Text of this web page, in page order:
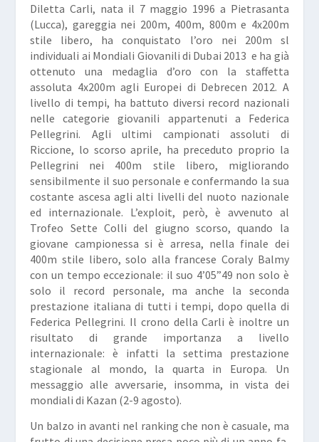
Diletta Carli, nata il 7 maggio 1996 a Pietrasanta
(Lucca), gareggia nei 200m, 400m, 800m e 4x200m
stile libero, ha conquistato l’oro nei 200m sl
individuali ai Mondiali Giovanili di Dubai 2013 e ha già
ottenuto una medaglia d’oro con la staffetta
assoluta 4x200m agli Europei di Debrecen 2012. A
livello di tempi, ha battuto diversi record nazionali
nelle categorie giovanili appartenuti a Federica
Pellegrini. Agli ultimi campionati assoluti di
Riccione, lo scorso aprile, ha preceduto proprio la
Pellegrini nei 400m stile libero, migliorando
sensibilmente il suo personale e confermando la sua
costante ascesa agli alti livelli del nuoto nazionale
ed internazionale. L’exploit, però, è avvenuto al
Trofeo Sette Colli del giugno scorso, quando la
giovane campionessa si è arresa, nella finale dei
400m stile libero, solo alla francese Coraly Balmy
con un tempo eccezionale: il suo 4’05”49 non solo è
solo il record personale, ma anche la seconda
prestazione italiana di tutti i tempi, dopo quella di
Federica Pellegrini. Il crono della Carli è inoltre un
risultato di grande importanza a livello
internazionale: è infatti la settima prestazione
stagionale al mondo, la quarta in Europa. Un
messaggio alle avversarie, insomma, in vista dei
mondiali di Kazan (2-9 agosto).
Un balzo in avanti nel ranking che non è casuale, ma